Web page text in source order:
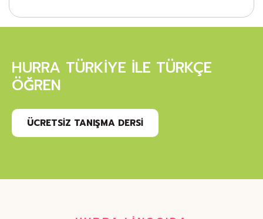
HURRA TÜRKİYE İLE TÜRKÇE
ÖĞREN
ÜCRETSİZ TANIŞMA DERSİ